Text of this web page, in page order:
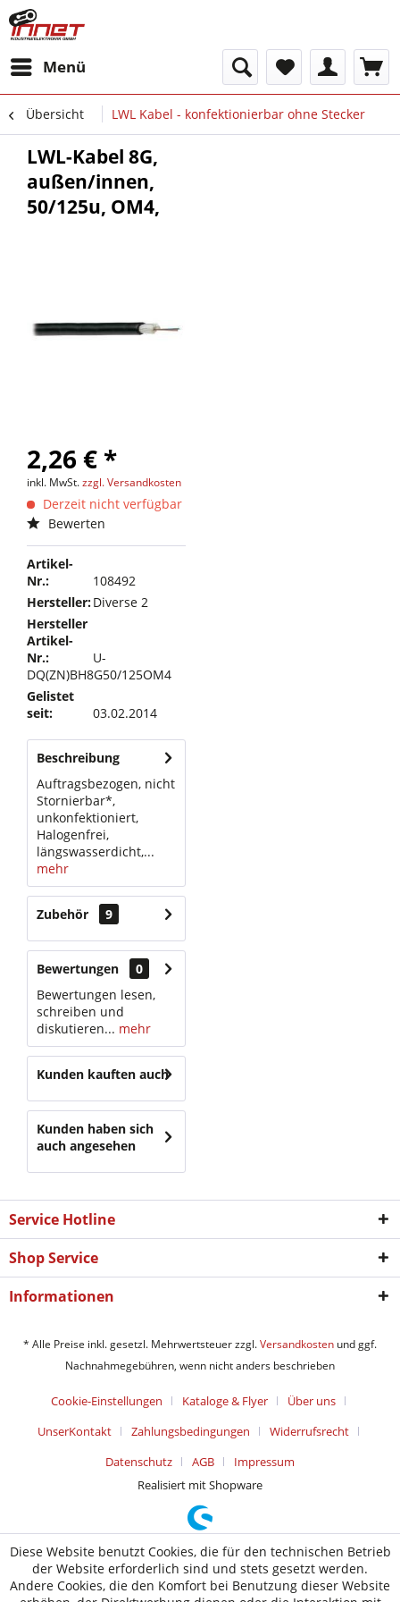
Menü
Übersicht LWL Kabel - konfektionierbar ohne Stecker
LWL-Kabel 8G,
außen/innen,
50/125u, OM4,
2,26 € *
inkl. MwSt.zzgl. Versandkosten
Derzeit nicht verfügbar
Bewerten
Artikel-
Nr.:
108492
Hersteller:Diverse 2
Hersteller
Artikel-
Nr.:
U-
DQ(ZN)BH8G50/125OM4
Gelistet
seit:
03.02.2014
Beschreibung
Auftragsbezogen, nicht
Stornierbar*,
unkonfektioniert,
Halogenfrei,
längswasserdicht,...
mehr
Zubehör 9
Bewertungen
0
Bewertungen lesen,
schreiben und
diskutieren... mehr
Kunden kauften auch
Kunden haben sich
auch angesehen
Service Hotline
Shop Service
Informationen
* Alle Preise inkl. gesetzl. Mehrwertsteuer zzgl.Versandkosten und ggf.
Nachnahmegebühren, wenn nicht anders beschrieben
Cookie-Einstellungen Kataloge & Flyer
Über uns
UnserKontakt
Zahlungsbedingungen
Widerrufsrecht
Datenschutz
AGB
Impressum
Realisiert mit Shopware
Diese Website benutzt Cookies, die für den technischen Betrieb
der Website erforderlich sind und stets gesetzt werden.
Andere Cookies, die den Komfort bei Benutzung dieser Website